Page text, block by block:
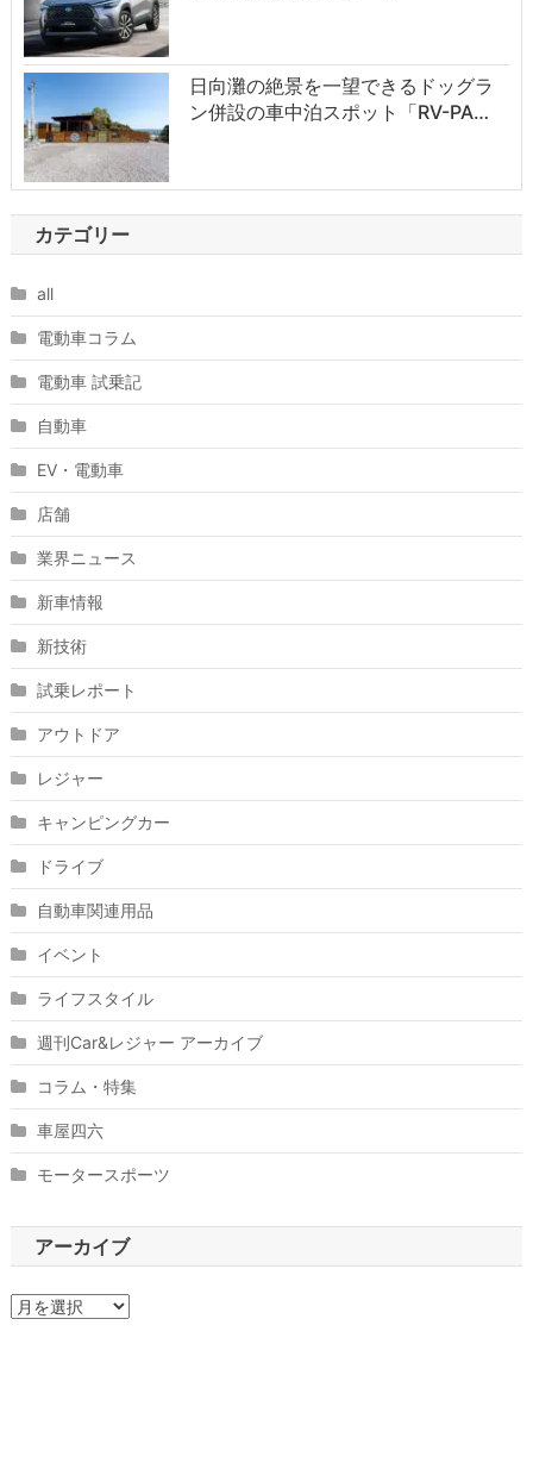
日向灘の絶景を一望できるドッグラ
ン併設の車中泊スポット「RV-PA…
カテゴリー
all
電動車コラム
電動車 試乗記
自動車
EV・電動車
店舗
業界ニュース
新車情報
新技術
試乗レポート
アウトドア
レジャー
キャンピングカー
ドライブ
自動車関連用品
イベント
ライフスタイル
週刊Car&レジャー アーカイブ
コラム・特集
車屋四六
モータースポーツ
アーカイブ
ア